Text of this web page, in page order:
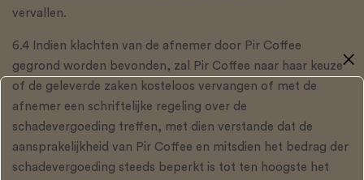
vervallen.
6.4 Indien klachten van de afnemer door Pir Coffee
gegrond worden bevonden, zal Pir Coffee naar haar keuze
of de geleverde zaken kosteloos vervangen of met de
afnemer een schriftelijke regeling over de
schadevergoeding treffen, met dien verstande dat de
aansprakelijkheid van Pir Coffee en mitsdien het bedrag der
schadevergoeding steeds beperkt is tot ten hoogste het
✕